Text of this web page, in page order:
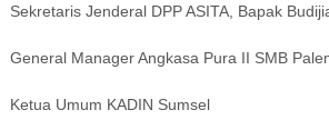
Sekretaris Jenderal DPP ASITA, Bapak
General Manager Angkasa Pura II SMB
Ketua Umum KADIN Sumsel